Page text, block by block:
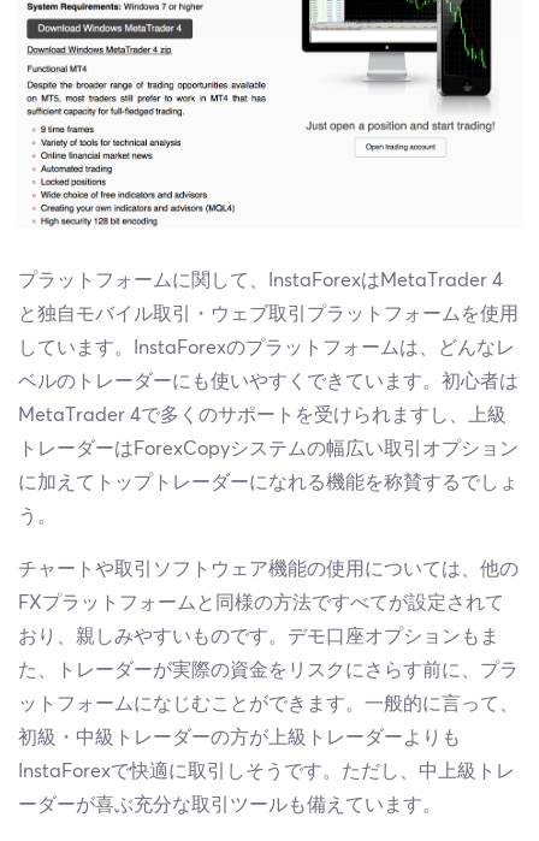
プラットフォームに関して、InstaForexはMetaTrader 4
と独自モバイル取引・ウェブ取引プラットフォームを使用
しています。InstaForexのプラットフォームは、どんなレ
ベルのトレーダーにも使いやすくできています。初心者は
MetaTrader 4で多くのサポートを受けられますし、上級
トレーダーはForexCopyシステムの幅広い取引オプション
に加えてトップトレーダーになれる機能を称賛するでしょ
う。
チャートや取引ソフトウェア機能の使用については、他の
FXプラットフォームと同様の方法ですべてが設定されて
おり、親しみやすいものです。デモ口座オプションもま
た、トレーダーが実際の資金をリスクにさらす前に、プラ
ットフォームになじむことができます。一般的に言って、
初級・中級トレーダーの方が上級トレーダーよりも
InstaForexで快適に取引しそうです。ただし、中上級トレ
ーダーが喜ぶ充分な取引ツールも備えています。